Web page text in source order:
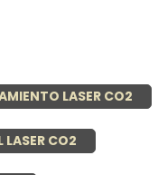
LASER CO2
LASER CO2